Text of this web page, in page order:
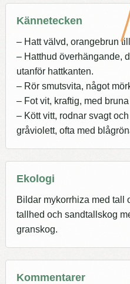
Kännetecken
– Hatt välvd, orangebrun
– Hatthud överhängande,
utanför hattkanten.
– Rör smutsvita, något
– Fot vit, kraftig, med
– Kött vitt, rodnar svagt
gråviolett, ofta med
Ekologi
Bildar mykorrhiza med tall
tallhed och sandtallskog
granskog.
Kommentarer